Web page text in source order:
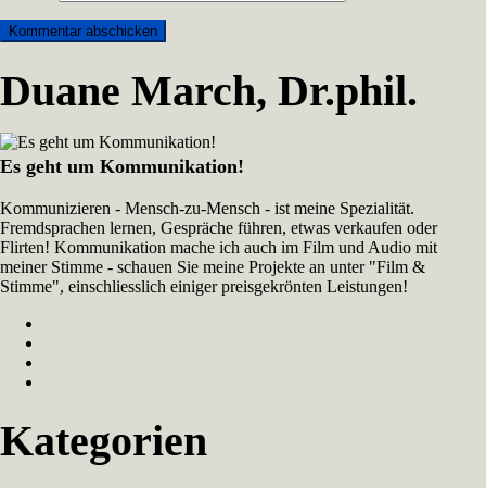
Duane March, Dr.phil.
Es geht um Kommunikation!
Kommunizieren - Mensch-zu-Mensch - ist meine Spezialität.
Fremdsprachen lernen, Gespräche führen, etwas verkaufen oder
Flirten! Kommunikation mache ich auch im Film und Audio mit
meiner Stimme - schauen Sie meine Projekte an unter "Film &
Stimme", einschliesslich einiger preisgekrönten Leistungen!
Kategorien